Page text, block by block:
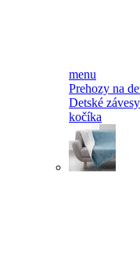
menu
Prehozy na
Detské
kočíka